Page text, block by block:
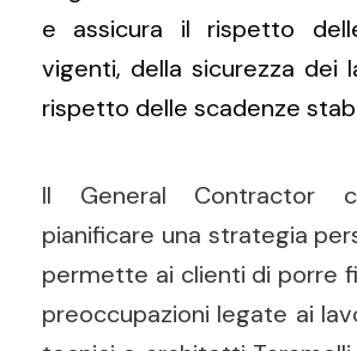
e assicura il rispetto
vigenti, della sicurezza dei
rispetto delle scadenze
Il General Contractor
pianificare una strategia
permette ai clienti di porre
preoccupazioni legate ai